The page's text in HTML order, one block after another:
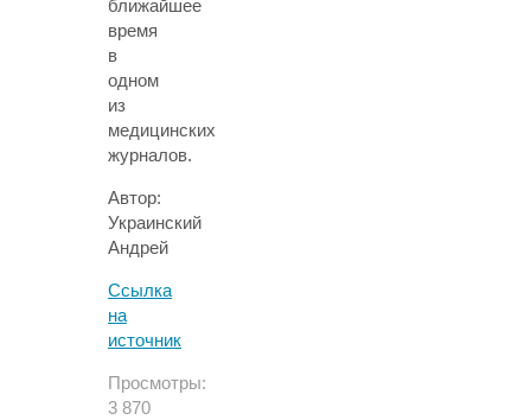
ближайшее
время
в
одном
из
медицинских
журналов.
Автор:
Украинский
Андрей
Ссылка
на
источник
Просмотры:
3 870